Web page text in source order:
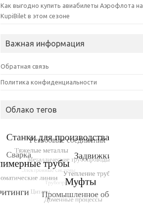
Как выгодно купить авиабилеты Аэрофлота на
KupiBilet в этом сезоне
Важная информация
Обратная связь
Политика конфиденциальности
Облако тегов